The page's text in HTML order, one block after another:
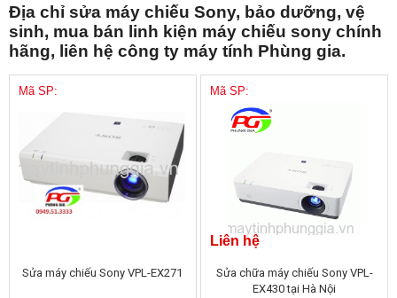
Địa chỉ sửa máy chiếu Sony, bảo dưỡng, vệ
sinh, mua bán linh kiện máy chiếu sony chính
hãng, liên hệ công ty máy tính Phùng gia.
Mã SP:
Sửa máy chiếu Sony VPL-EX271
Mã SP:
Liên hệ
Sửa chữa máy chiếu Sony VPL-
EX430 tại Hà Nội